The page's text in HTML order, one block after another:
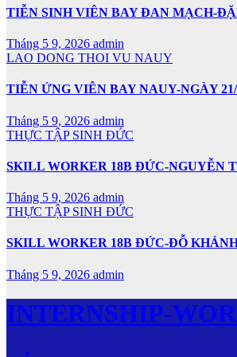
TIỄN SINH VIÊN BAY ĐAN MẠCH-
Tháng 5 9, 2026 admin
LAO DONG THOI VU NAUY
TIỄN ỨNG VIÊN BAY NAUY-NGÀY 21/
Tháng 5 9, 2026 admin
THỰC TẬP SINH ĐỨC
SKILL WORKER 18B ĐỨC-NGUYỄN
Tháng 5 9, 2026 admin
THỰC TẬP SINH ĐỨC
SKILL WORKER 18B ĐỨC-ĐỖ
Tháng 5 9, 2026 admin
INTERNSHIP-